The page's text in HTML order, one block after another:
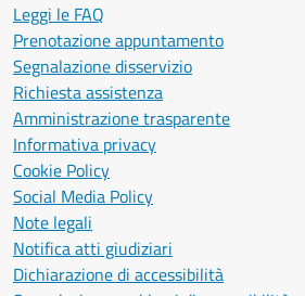
Leggi le FAQ
Prenotazione appuntamento
Segnalazione disservizio
Richiesta assistenza
Amministrazione trasparente
Informativa privacy
Cookie Policy
Social Media Policy
Note legali
Notifica atti giudiziari
Dichiarazione di accessibilità